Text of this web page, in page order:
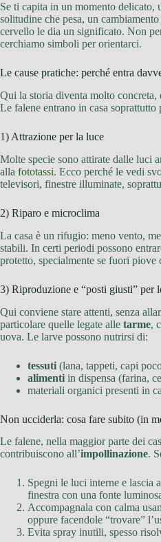
Se ti capita in un momento delicato,
solitudine che pesa, un
cervello le dia un significato. Non
cerchiamo simboli per orientarci.
Le cause pratiche: perché entra
Qui la storia diventa molto concreta,
Le falene entrano in casa soprattutto
1) Attrazione per la luce
Molte specie sono attirate dalle luci
alla fototassi. Ecco perché le vedi
televisori, finestre illuminate,
2) Riparo e microclima
La casa è un rifugio: meno vento,
stabili. In certi periodi possono
protetto, specialmente se fuori piove
3) Riproduzione e “posti giusti” per
Qui conviene stare attenti, senza
particolare quelle legate alle tarme,
uova. Le larve possono nutrirsi di:
tessuti (lana, tappeti, capi
alimenti in dispensa (farina,
materiali organici presenti in
Non ucciderla: cosa fare subito (in
Le falene, nella maggior parte dei
contribuiscono all’impollinazione.
Spegni le luci interne e lascia
finestra con una fonte
Accompagnala con calma
oppure facendole “trovare”
Evita spray inutili, spesso